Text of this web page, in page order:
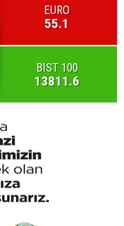
EURO
55.1
BIST 100
13811.6